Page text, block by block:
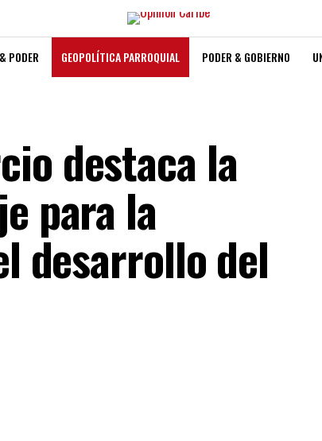
PODER GEOPOLÍTICA PARROQUIAL PODER & GOBIERNO
destaca la
para la
desarrollo del